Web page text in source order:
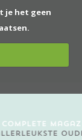
je het geen